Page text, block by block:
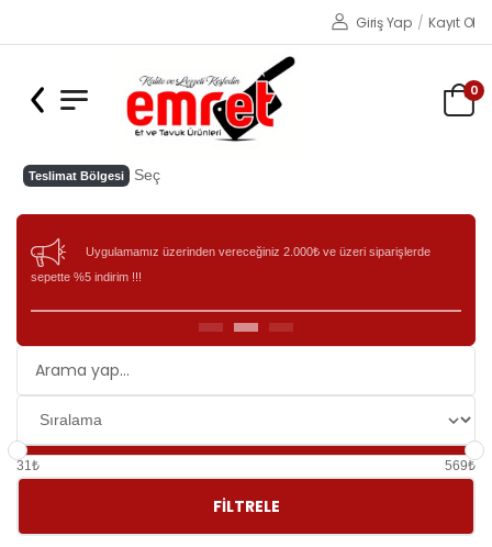
Giriş Yap / Kayıt Ol
0
Teslimat Bölgesi Seç
Uygulamamız üzerinden vereceğiniz 2.000₺ ve üzeri siparişlerde
sepette %5 indirim !!!
31₺ 569₺
FILTRELE